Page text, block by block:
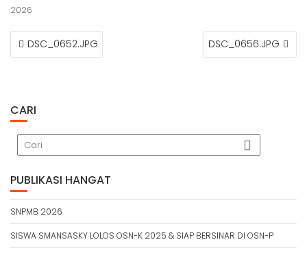
2026
NAVIGASI
POSDSC_0652.JPG DSC_0656.JPG
CARI
PUBLIKASI HANGAT
SNPMB 2026
SISWA SMANSASKY LOLOS OSN-K 2025 & SIAP BERSINAR DI OSN-P